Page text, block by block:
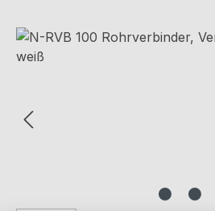
Bildergalerie überspringen